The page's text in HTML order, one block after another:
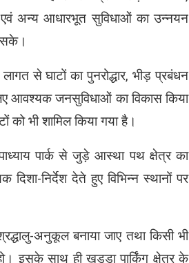
एवं अन्य आधारभूत सुविधाओं का उन्नयन
सके।
से घाटों का पुनरोद्धार, भीड़ प्रबंधन
आवश्यक जनसुविधाओं का विकास किया
को भी शामिल किया गया है।
पार्क से जुड़े आस्था पथ क्षेत्र का
दिशा-निर्देश देते हुए विभिन्न स्थानों पर
अनुकूल बनाया जाए तथा किसी भी
इसके साथ ही खड्डा पार्किंग क्षेत्र के